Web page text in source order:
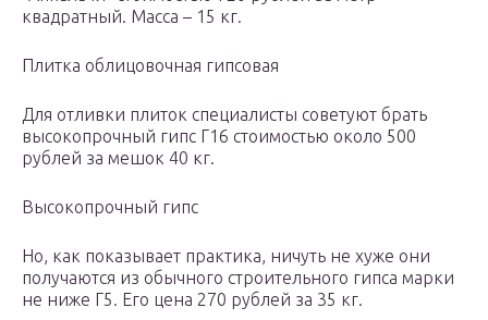
квадратный. Масса – 15 кг.
Плитка облицовочная гипсовая
Для отливки плиток специалисты советуют брать
высокопрочный гипс Г16 стоимостью около 500
рублей за мешок 40 кг.
Высокопрочный гипс
Но, как показывает практика, ничуть не хуже они
получаются из обычного строительного гипса марки
не ниже Г5. Его цена 270 рублей за 35 кг.